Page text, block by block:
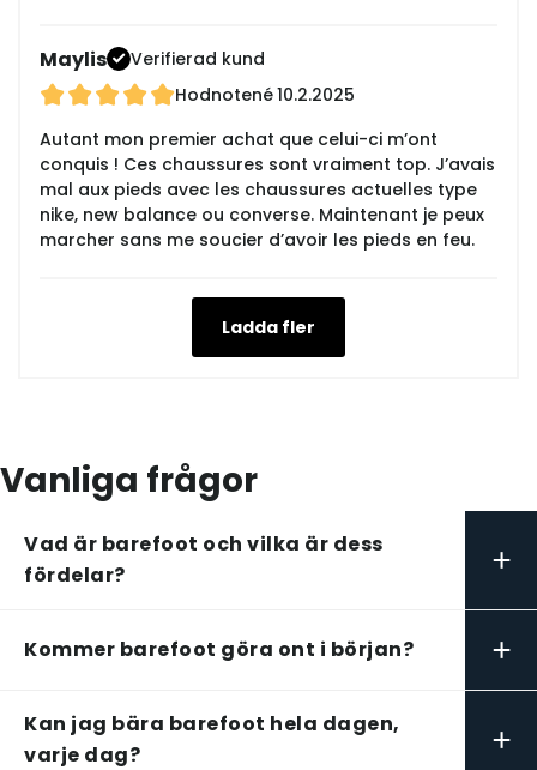
Maylis
Verifierad kund
Hodnotené10.2.2025
Autant mon premier achat que celui-ci m’ont
conquis ! Ces chaussures sont vraiment top. J’avais
mal aux pieds avec les chaussures actuelles type
nike, new balance ou converse. Maintenant je peux
marcher sans me soucier d’avoir les pieds en feu.
Ladda fler
Vanliga frågor
Vad är barefoot och vilka är dess
fördelar?
+
Kommer barefoot göra ont i början? +
Kan jag bära barefoot hela dagen,
varje dag?
+